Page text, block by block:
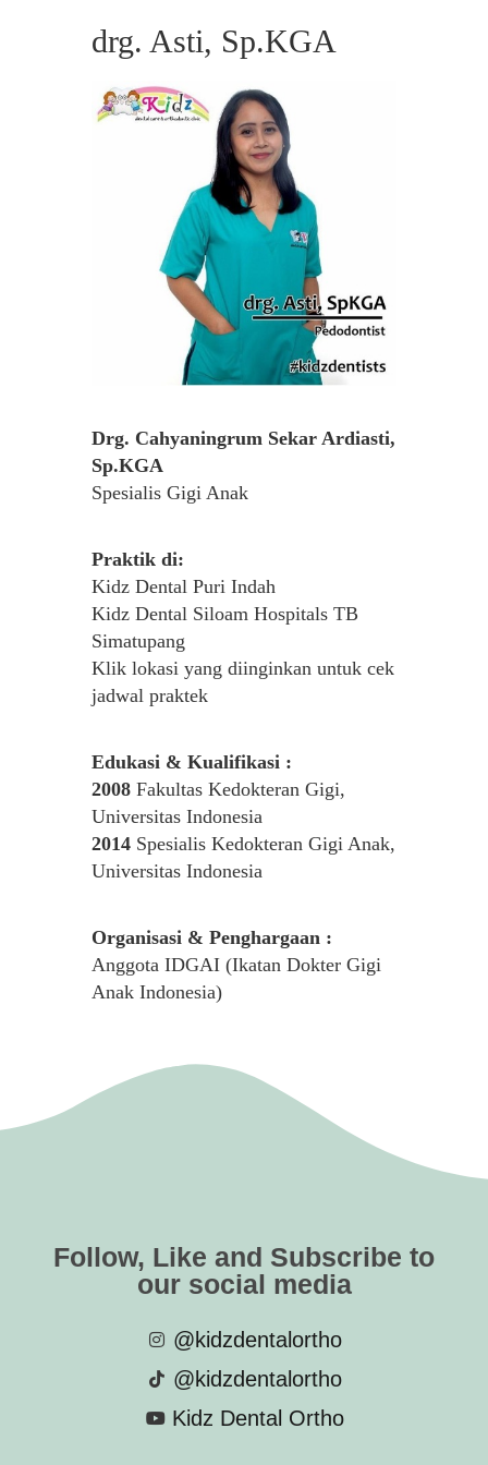
drg. Asti, Sp.KGA
Drg. Cahyaningrum Sekar Ardiasti,
Sp.KGA
Spesialis Gigi Anak
Praktik di:
Kidz Dental Puri Indah
Kidz Dental Siloam Hospitals TB
Simatupang
Klik lokasi yang diinginkan untuk cek
jadwal praktek
Edukasi & Kualifikasi :
2008 Fakultas Kedokteran Gigi,
Universitas Indonesia
2014 Spesialis Kedokteran Gigi Anak,
Universitas Indonesia
Organisasi & Penghargaan :
Anggota IDGAI (Ikatan Dokter Gigi
Anak Indonesia)
Follow, Like and Subscribe to
our social media
@kidzdentalortho
@kidzdentalortho
Kidz Dental Ortho